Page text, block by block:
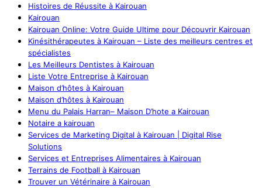
Histoires de Réussite à Kairouan
Kairouan
Kairouan Online: Votre Guide Ultime pour Découvrir Kairouan
Kinésithérapeutes à Kairouan – Liste des meilleurs centres et
spécialistes
Les Meilleurs Dentistes à Kairouan
Liste Votre Entreprise à Kairouan
Maison d’hôtes à Kairouan
Maison d’hôtes à Kairouan
Menu du Palais Harran– Maison D’hote a Kairouan
Notaire a kairouan
Services de Marketing Digital à Kairouan | Digital Rise
Solutions
Services et Entreprises Alimentaires à Kairouan
Terrains de Football à Kairouan
Trouver un Vétérinaire à Kairouan